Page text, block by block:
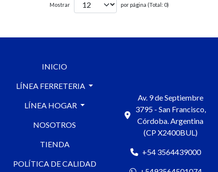
Mostrar por página (Total: 0)
INICIO
LÍNEA FERRETERIA
LÍNEA HOGAR
NOSOTROS
TIENDA
POLÍTICA DE CALIDAD
Av. 9 de Septiembre
3795 - San Francisco,
Córdoba. Argentina
(CP X2400BUL)
+54 3564439000